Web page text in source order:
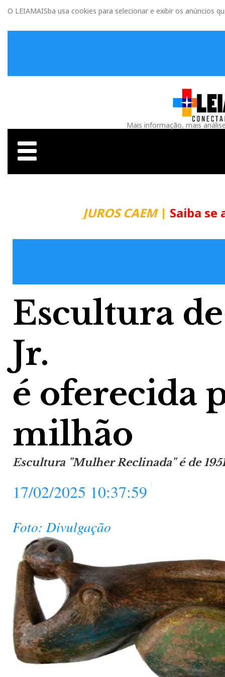
O LEIAMAISba usa cookies para selecionar e exibir os anúncios
Mais informação, mais
JUROS CAEM| Saiba se
Escultura
Jr.
é oferecida
milhão
Escultura "Mulher Reclinada" é de
17/02/2025 10:37:59
Foto: Divulgação